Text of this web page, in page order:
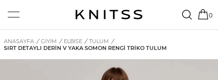
0
ANASAYFA / GİYİM / ELBISE / TULUM /
SIRT DETAYLI DERIN V YAKA SOMON RENGİ TRIKO TULUM